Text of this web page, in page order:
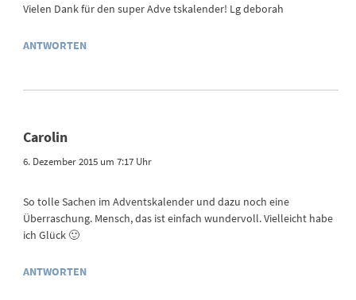
Vielen Dank für den super Adve tskalender! Lg deborah
ANTWORTEN
Carolin
6. Dezember 2015 um 7:17 Uhr
So tolle Sachen im Adventskalender und dazu noch eine
Überraschung. Mensch, das ist einfach wundervoll. Vielleicht habe
ich Glück 🙂
ANTWORTEN